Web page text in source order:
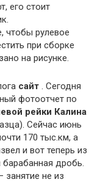
его стоит
чтобы рулевое
при сборке
на рисунке.
сайт . Сегодня
фотоотчет по
рейки Калина
Сейчас июнь
170 тыс.км, а
и вот теперь из
барабанная дробь.
занятие не из